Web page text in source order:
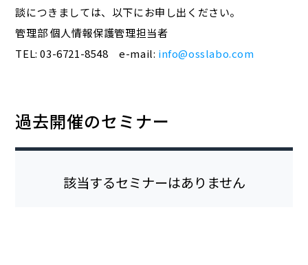
談につきましては、以下にお申し出ください。
管理部 個人情報保護管理担当者
TEL: 03-6721-8548 e-mail: info@osslabo.com
過去開催のセミナー
該当するセミナーはありません